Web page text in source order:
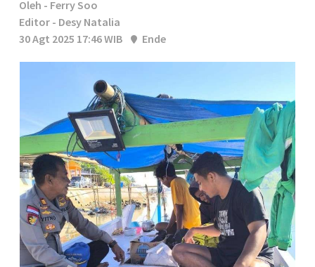
Oleh - Ferry Soo
Editor - Desy Natalia
30 Agt 2025 17:46 WIB
Ende